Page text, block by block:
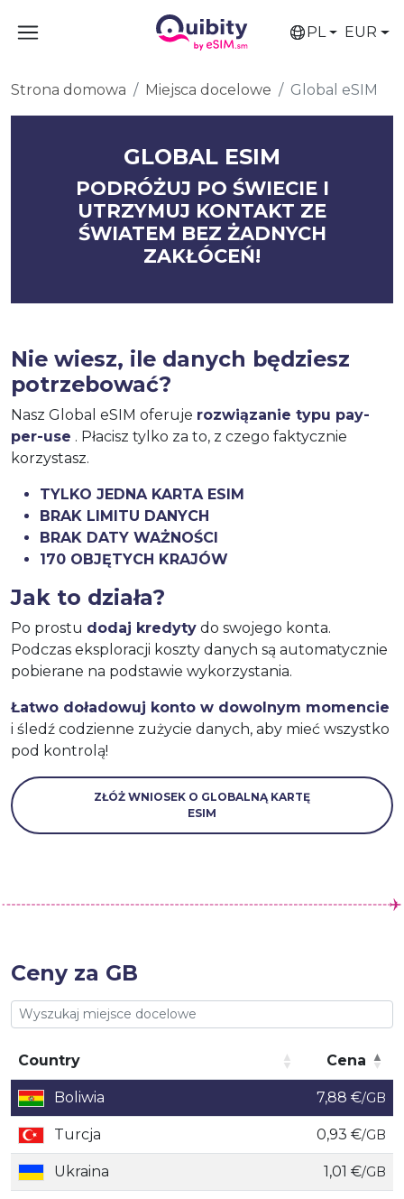
PL EUR
Strona domowa Miejsca docelowe Global eSIM
GLOBAL ESIM
PODRÓŻUJ PO ŚWIECIE I
UTRZYMUJ KONTAKT ZE
ŚWIATEM BEZ ŻADNYCH
ZAKŁÓCEŃ!
Nie wiesz, ile danych będziesz
potrzebować?
Nasz Global eSIM oferuje rozwiązanie typu pay-
per-use . Płacisz tylko za to, z czego faktycznie
korzystasz.
TYLKO JEDNA KARTA ESIM
BRAK LIMITU DANYCH
BRAK DATY WAŻNOŚCI
170 OBJĘTYCH KRAJÓW
Jak to działa?
Po prostu dodaj kredyty do swojego konta.
Podczas eksploracji koszty danych są automatycznie
pobierane na podstawie wykorzystania.
Łatwo doładowuj konto w dowolnym momencie
i śledź codzienne zużycie danych, aby mieć wszystko
pod kontrolą!
ZŁÓŻ WNIOSEK O GLOBALNĄ KARTĘ
ESIM
Ceny za GB
Country
Cena
Country
Cena
Boliwia 7,88 €/GB
Turcja 0,93 €/GB
Ukraina 1,01 €/GB